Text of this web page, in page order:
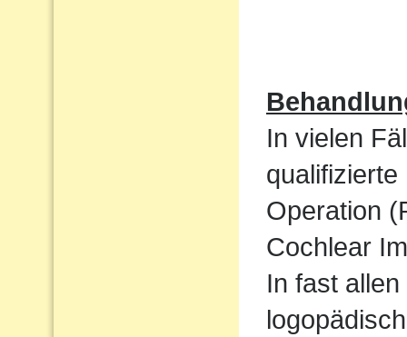
In vielen
Operation
Cochlear
In fast